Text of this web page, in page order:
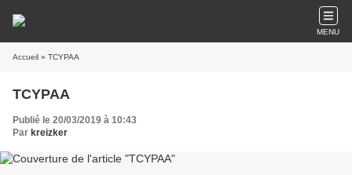
MENU
Accueil » TCYPAA
TCYPAA
Publié le 20/03/2019 à 10:43
Par kreizker